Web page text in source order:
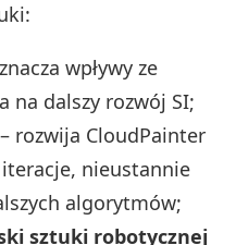
wpływy ze
na dalszy rozwój SI;
– rozwija CloudPainter
nieustannie
algorytmów;
sztuki robotycznej